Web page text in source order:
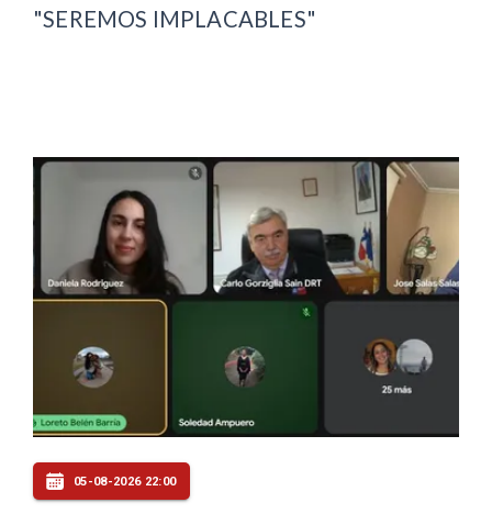
"SEREMOS IMPLACABLES"
05-08-2026 22:00